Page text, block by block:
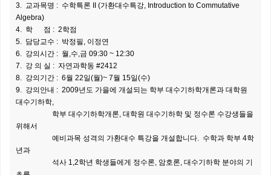
3. 교과목명 : 수학특론 II (가환대수특강, Introduction to Commutative
Algebra)
4. 학 점 : 2학점
5. 담당교수 : 박정필, 이정연
6. 강의시간 : 월,수,금 09:30 ~ 12:30
7. 강 의 실 : 자연과학동 #2412
8. 강의기간 : 6월 22일(월)~ 7월 15일(수)
9. 강의안내 : 2009년도 가을에 개설되는 학부 대수기하학개론과 대학원
대수기하학,
학부 대수기하학개론, 대학원 대수기하학 및 정수론 수강생들을
위해서
예비과목 성격의 가환대수 특강을 개설합니다. 수학과 학부 4학
년과
석사 1,2학년 학생들에게 정수론, 암호론, 대수기하학 분야의 기